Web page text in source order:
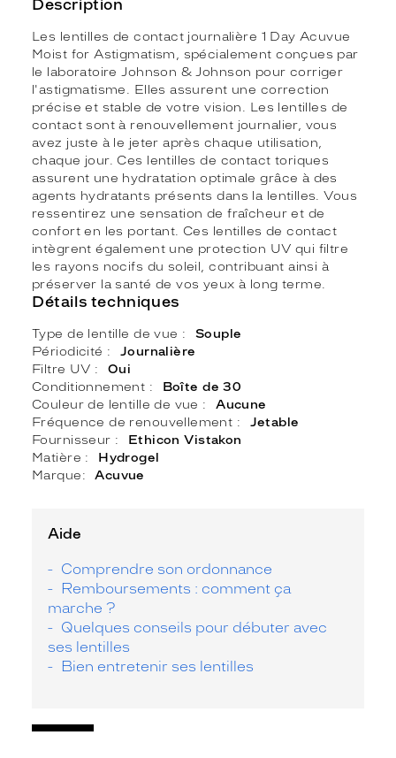
Description
Les lentilles de contact journalière 1 Day Acuvue
Moist for Astigmatism, spécialement conçues par
le laboratoire Johnson & Johnson pour corriger
l'astigmatisme. Elles assurent une correction
précise et stable de votre vision. Les lentilles de
contact sont à renouvellement journalier, vous
avez juste à le jeter après chaque utilisation,
chaque jour. Ces lentilles de contact toriques
assurent une hydratation optimale grâce à des
agents hydratants présents dans la lentilles. Vous
ressentirez une sensation de fraîcheur et de
confort en les portant. Ces lentilles de contact
intègrent également une protection UV qui filtre
les rayons nocifs du soleil, contribuant ainsi à
préserver la santé de vos yeux à long terme.
Détails techniques
Type de lentille de vue
Souple
Périodicité
Journalière
Filtre UV
Oui
Conditionnement
Boîte de 30
Couleur de lentille de vue
Aucune
Fréquence de renouvellement
Jetable
Fournisseur
Ethicon Vistakon
Matière
Hydrogel
Marque
Acuvue
Aide
Comprendre son ordonnance
Remboursements : comment ça
marche ?
Quelques conseils pour débuter avec
ses lentilles
Bien entretenir ses lentilles